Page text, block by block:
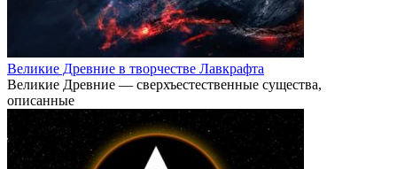
Великие Древние в творчестве Лавкрафта
Великие Древние — сверхъестественные существа,
описанные